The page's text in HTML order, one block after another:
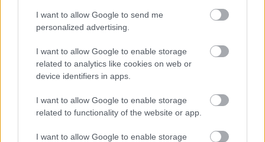
I want to allow Google to send me
personalized advertising.
I want to allow Google to enable storage
related to analytics like cookies on web or
device identifiers in apps.
I want to allow Google to enable storage
related to functionality of the website or app.
I want to allow Google to enable storage
Patkányinvázióra, drogterjesztésre
és lopásokra is panaszkodnak a
Présház utcában